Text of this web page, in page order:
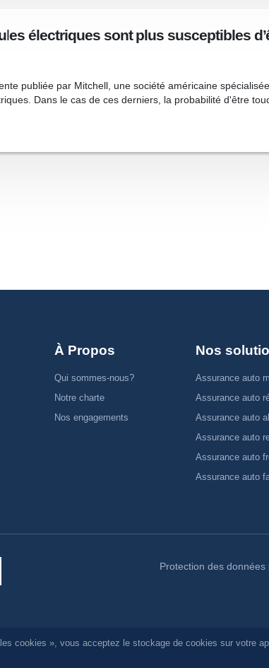
cookies », vous acceptez le stockage de cookies sur votre
électriques sont plus susceptibles
publiée par Mitchell, une société américaine
Dans le cas de ces derniers, la probabilité d'être
À Propos
Qui sommes-nous?
Notre charte
Nos engagements
Nos
Assurance auto
Assurance auto
Assurance auto
Assurance auto
Assurance auto
Assurance auto
Protection des données